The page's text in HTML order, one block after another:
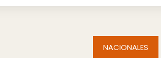
NACIONALES